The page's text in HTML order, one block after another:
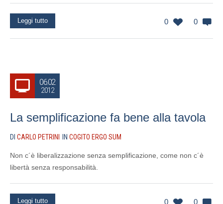
0 0
Leggi tutto
06.02
2012
La semplificazione fa bene alla tavola
DI CARLO PETRINI IN COGITO ERGO SUM
Non c´è liberalizzazione senza semplificazione, come non c´è
libertà senza responsabilità.
0 0
Leggi tutto